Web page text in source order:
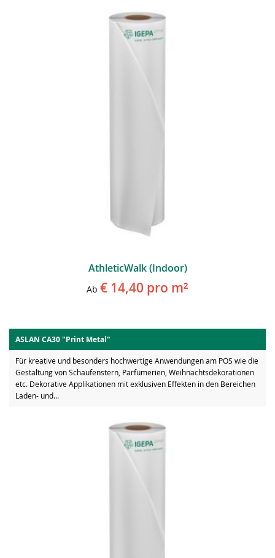
AthleticWalk (indoor)
Ab € 14,40 pro m²
ASLAN CA30 "Print Metal"
Für kreative und besonders hochwertige Anwendungen am POS wie die
Gestaltung von Schaufenstern, Parfümerien, Weihnachtsdekorationen
etc. Dekorative Applikationen mit exklusiven Effekten in den Bereichen
Laden- und...